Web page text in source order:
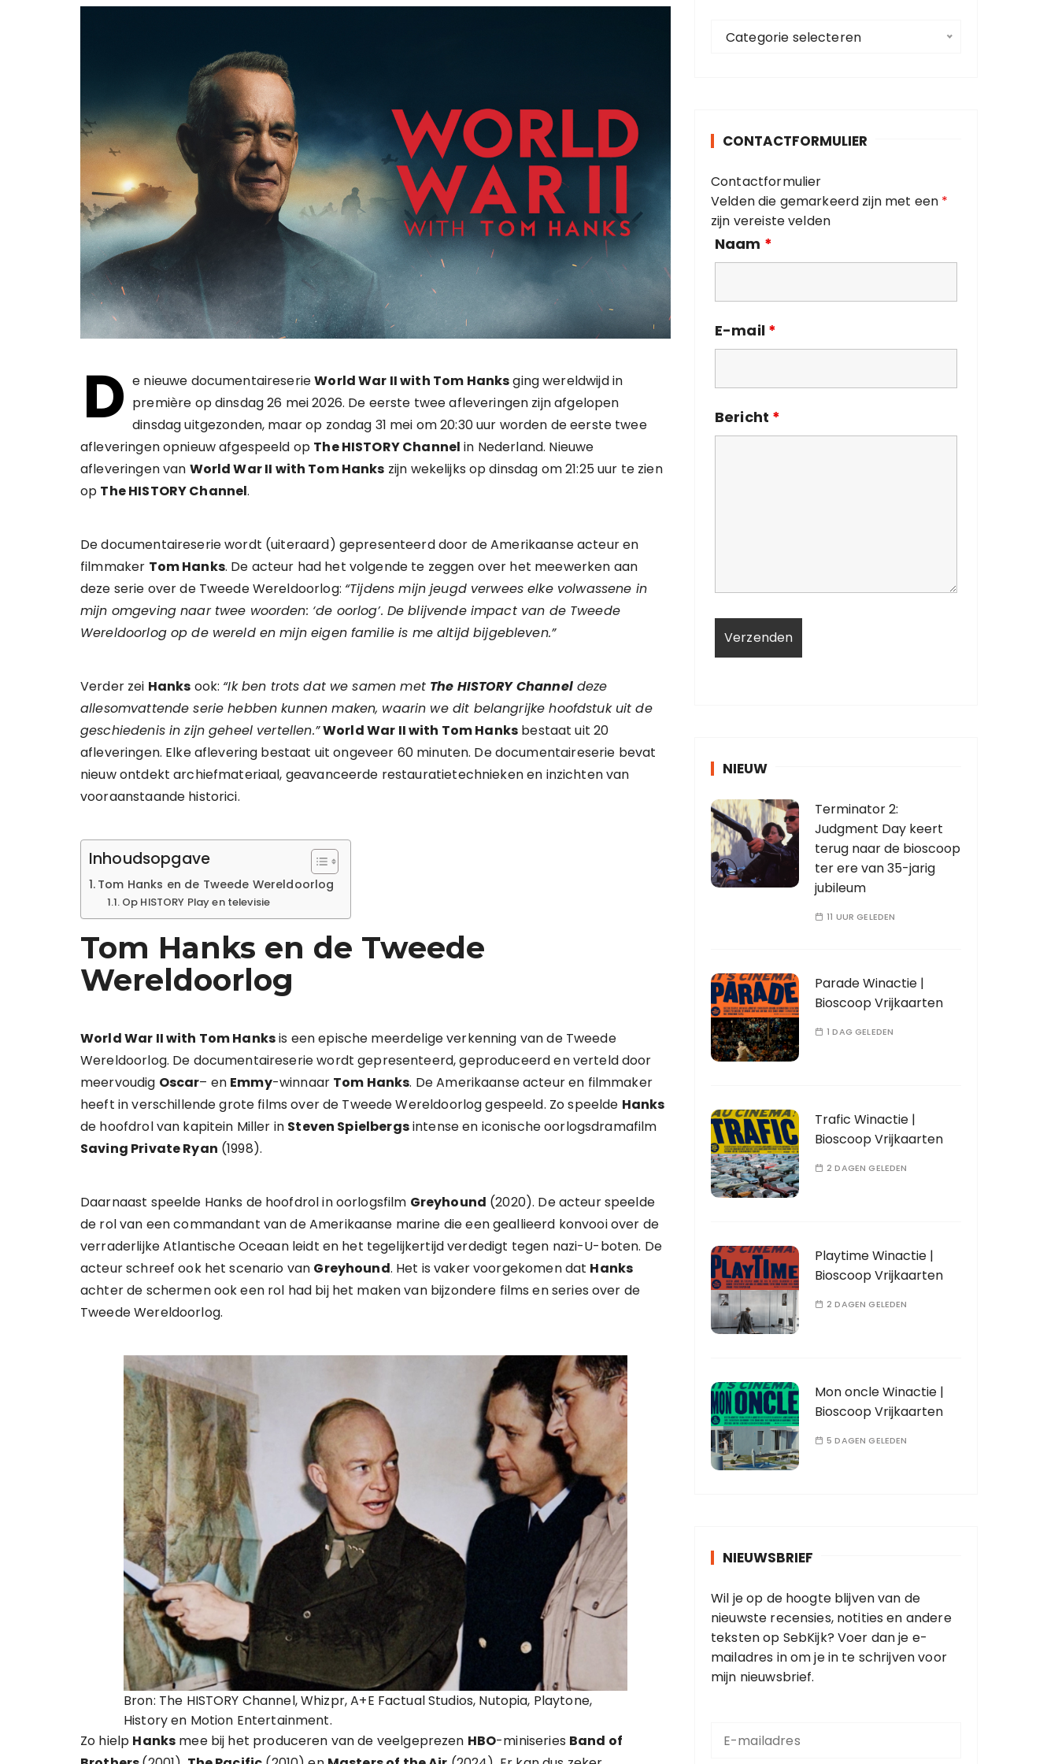
D e nieuwe documentaireserieWorld War II with Tom Hanksging wereldwijd in
première op dinsdag 26 mei 2026. De eerste twee afleveringen zijn afgelopen
dinsdag uitgezonden, maar op zondag 31 mei om 20:30 uur worden de eerste twee
afleveringen opnieuw afgespeeld op The HISTORY Channel in Nederland. Nieuwe
afleveringen van World War II with Tom Hanks zijn wekelijks op dinsdag om 21:25 uur te zien
op The HISTORY Channel.
De documentaireserie wordt (uiteraard) gepresenteerd door de Amerikaanse acteur en
filmmaker Tom Hanks. De acteur had het volgende te zeggen over het meewerken aan
deze serie over de Tweede Wereldoorlog: “Tijdens mijn jeugd verwees elke volwassene in
mijn omgeving naar twee woorden: ‘de oorlog’. De blijvende impact van de Tweede
Wereldoorlog op de wereld en mijn eigen familie is me altijd bijgebleven.”
Verder zei Hanks ook: “Ik ben trots dat we samen met The HISTORY Channeldeze
allesomvattende serie hebben kunnen maken, waarin we dit belangrijke hoofdstuk uit de
geschiedenis in zijn geheel vertellen.”World War II with Tom Hanks bestaat uit 20
afleveringen. Elke aflevering bestaat uit ongeveer 60 minuten. De documentaireserie bevat
nieuw ontdekt archiefmateriaal, geavanceerde restauratietechnieken en inzichten van
vooraanstaande historici.
Inhoudsopgave
Tom Hanks en de Tweede Wereldoorlog
Op HISTORY Play en televisie
Tom Hanks en de Tweede
Wereldoorlog
World War II with Tom Hanksis een epische meerdelige verkenning van de Tweede
Wereldoorlog. De documentaireserie wordt gepresenteerd, geproduceerd en verteld door
meervoudig Oscar– en Emmy-winnaar Tom Hanks. De Amerikaanse acteur en filmmaker
heeft in verschillende grote films over de Tweede Wereldoorlog gespeeld. Zo speelde Hanks
de hoofdrol van kapitein Miller in Steven Spielbergsintense en iconische oorlogsdramafilm
Saving Private Ryan (1998).
Daarnaast speelde Hanks de hoofdrol in oorlogsfilm Greyhound (2020). De acteur speelde
de rol van een commandant van de Amerikaanse marine die een geallieerd konvooi over de
verraderlijke Atlantische Oceaan leidt en het tegelijkertijd verdedigt tegen nazi-U-boten. De
acteur schreef ook het scenario van Greyhound. Het is vaker voorgekomen dat Hanks
achter de schermen ook een rol had bij het maken van bijzondere films en series over de
Tweede Wereldoorlog.
Bron: The HISTORY Channel, Whizpr, A+E Factual Studios, Nutopia, Playtone,
History en Motion Entertainment.
Zo hielp Hanks mee bij het produceren van de veelgeprezen HBO-miniseries Band of
r
e
ë
n
Categorie selecteren
CONTACTFORMULIER
Contactformulier
Velden die gemarkeerd zijn met een *
zijn vereiste velden
Naam *
E-mail *
Bericht *
NIEUW
Terminator 2:
Judgment Day keert
terug naar de bioscoop
ter ere van 35-jarig
jubileum
11 UUR GELEDEN
Parade Winactie |
Bioscoop Vrijkaarten
1 DAG GELEDEN
Trafic Winactie |
Bioscoop Vrijkaarten
2 DAGEN GELEDEN
Playtime Winactie |
Bioscoop Vrijkaarten
2 DAGEN GELEDEN
Mon oncle Winactie |
Bioscoop Vrijkaarten
5 DAGEN GELEDEN
NIEUWSBRIEF
Wil je op de hoogte blijven van de
nieuwste recensies, notities en andere
teksten op SebKijk? Voer dan je e-
mailadres in om je in te schrijven voor
mijn nieuwsbrief.